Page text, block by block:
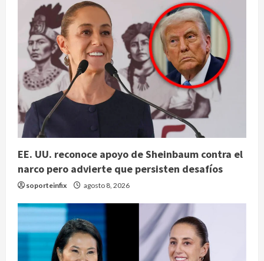
EE. UU. reconoce apoyo de Sheinbaum contra el
narco pero advierte que persisten desafíos
soporteinfix agosto 8, 2026